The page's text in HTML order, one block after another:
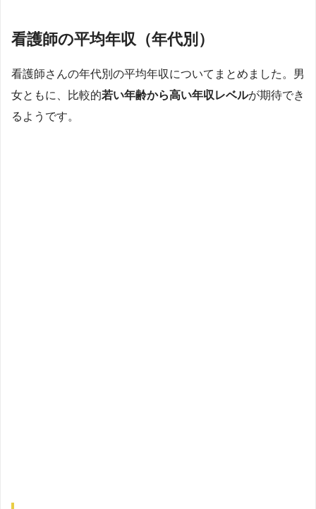
看護師の平均年収（年代別）
看護師さんの年代別の平均年収についてまとめました。男
女ともに、比較的若い年齢から高い年収レベルが期待でき
るようです。